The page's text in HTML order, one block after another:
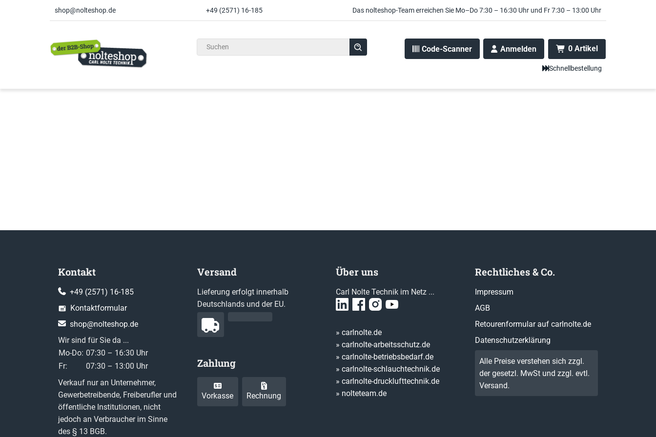
shop@nolteshop.de +49 (2571) 16-185 Das nolteshop-Team erreichen Sie Mo–Do 7:30 – 16:30 Uhr und Fr 7:30 – 13:00 Uhr
Code-Scanner Anmelden 0 Artikel
Schnellbestellung
Kontakt
+49 (2571) 16-185
Kontaktformular
shop@nolteshop.de
Wir sind für Sie da ...
Mo-Do: 07:30 – 16:30 Uhr
Fr:
07:30 – 13:00 Uhr
Verkauf nur an Unternehmer,
Gewerbetreibende, Freiberufler und
öffentliche Institutionen, nicht
jedoch an Verbraucher im Sinne
des § 13 BGB.
Versand
Lieferung erfolgt innerhalb
Deutschlands und der EU.
Zahlung
Vorkasse Rechnung
Über uns
Carl Nolte Technik im Netz ...
» carlnolte.de
» carlnolte-arbeitsschutz.de
» carlnolte-betriebsbedarf.de
» carlnolte-schlauchtechnik.de
» carlnolte-drucklufttechnik.de
» nolteteam.de
Rechtliches & Co.
Impressum
AGB
Retourenformular auf carlnolte.de
Datenschutzerklärung
Alle Preise verstehen sich zzgl.
der gesetzl. MwSt und zzgl. evtl.
Versand.